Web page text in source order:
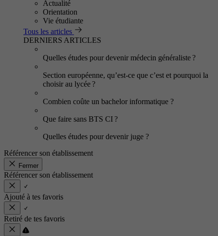
Actualité
Orientation
Vie étudiante
Tous les articles
DERNIERS ARTICLES
Quelles études pour devenir médecin généraliste ?
Section européenne, qu’est-ce que c’est et pourquoi la
choisir au lycée ?
Combien coûte un bachelor informatique ?
Que faire sans BTS CI ?
Quelles études pour devenir juge ?
Référencer son établissement
Fermer
Référencer son établissement
Ajouté à tes favoris
Retiré de tes favoris